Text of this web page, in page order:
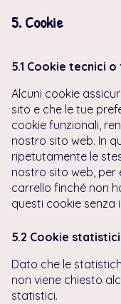
5. Cookie
5.1 Cookie tecnici
Alcuni cookie
sito e che le tue
cookie funzionali,
nostro sito web. In
ripetutamente le
nostro sito web, per
carrello finché non
questi cookie senza
5.2 Cookie statistici
Dato che le
non viene chiesto
statistici.